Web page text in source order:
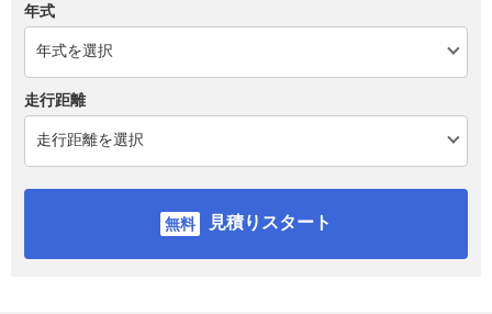
年式
走行距離
見積りスタート